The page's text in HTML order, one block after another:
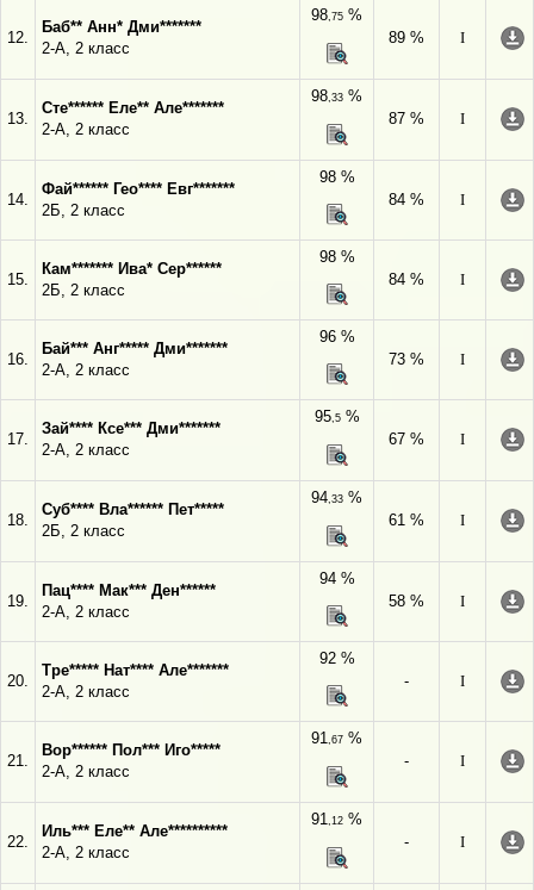
12.
Баб** Анн* Дми*******
2-А, 2 класс
98,75 %
89 %
I
13.
Сте****** Еле** Але*******
2-А, 2 класс
98,33 %
87 %
I
14.
Фай****** Гео**** Евг*******
2Б, 2 класс
98 %
84 %
I
15.
Кам******* Ива* Сер******
2Б, 2 класс
98 %
84 %
I
16.
Бай*** Анг***** Дми*******
2-А, 2 класс
96 %
73 %
I
17.
Зай**** Ксе*** Дми*******
2-А, 2 класс
95,5%
67 %
I
18.
Суб**** Вла****** Пет*****
2Б, 2 класс
94,33 %
61 %
I
19.
Пац**** Мак*** Ден******
2-А, 2 класс
94 %
58 %
I
20.
Тре***** Нат**** Але*******
2-А, 2 класс
92 %
-
I
21.
Вор****** Пол*** Иго*****
2-А, 2 класс
91,67 %
-
I
22.
Иль*** Еле** Але**********
2-А, 2 класс
91,12 %
-
I